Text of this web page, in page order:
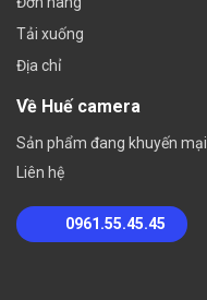
Tải xuống
Địa chỉ
Về Huế camera
Sản phẩm đang khuyến mại
Liên hệ
0961.55.45.45